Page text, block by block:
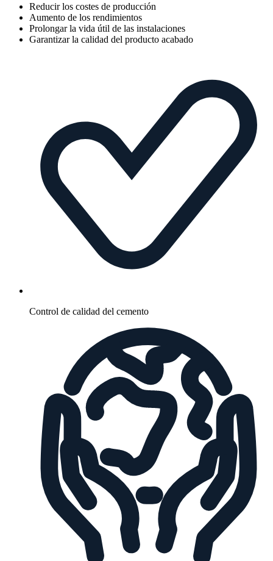
Reducir los costes de producción
Aumento de los rendimientos
Prolongar la vida útil de las instalaciones
Garantizar la calidad del producto acabado
Control de calidad del cemento